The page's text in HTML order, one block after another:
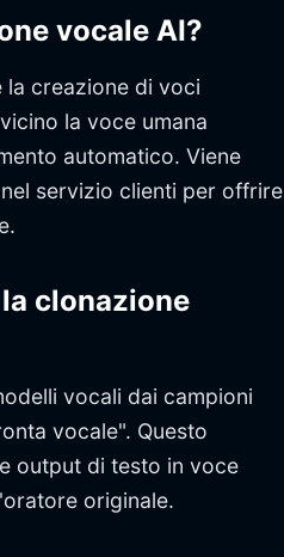
vocale AI?
la creazione di voci
la voce umana
automatico. Viene
servizio clienti per offrire
clonazione
vocali dai campioni
vocale". Questo
output di testo in voce
originale.